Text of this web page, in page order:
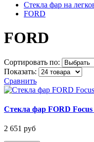
Стекла фар на
FORD
FORD
Сортировать по:
Показать:
Сравнить
Стекла фар FORD Focus
2 651 руб